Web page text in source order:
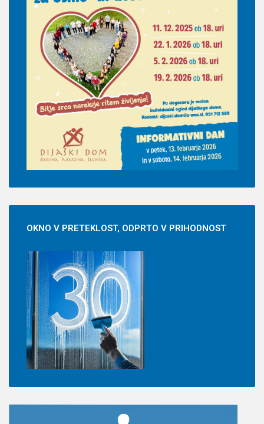
OKNO V PRETEKLOST, ODPRTO V PRIHODNOST